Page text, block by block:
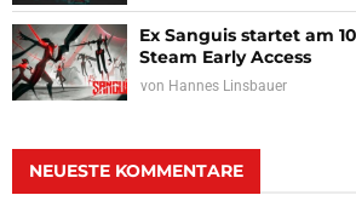
Ex Sanguis startet am
Steam Early Access
von Hannes Linsbauer
NEUESTE KOMMENTARE